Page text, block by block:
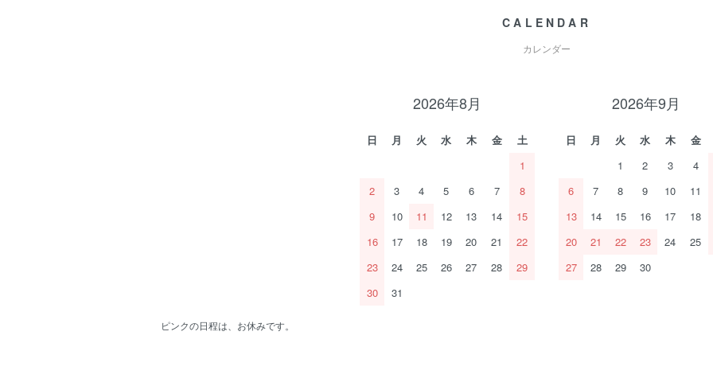
CALENDAR
カレンダー
2026年8月
日 月 火 水 木 金
土
1
2
3 4 5 6 7
8
9
10 11 12 13 14
15
16
17 18 19 20 21
22
23
24 25 26 27 28
29
30
31
2026年9月
日 月 火 水 木 金
1
2 3 4
6
7 8 9 10 11
13
14 15 16 17 18
20
21 22 23 24 25
27
28 29 30
ピンクの日程は、お休みです。